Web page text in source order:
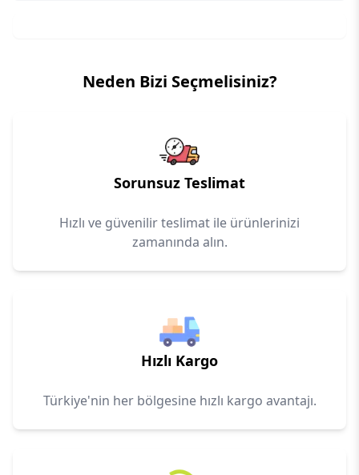
Neden Bizi Seçmelisiniz?
Sorunsuz Teslimat
Hızlı ve güvenilir teslimat ile ürünlerinizi
zamanında alın.
Hızlı Kargo
Türkiye'nin her bölgesine hızlı kargo avantajı.